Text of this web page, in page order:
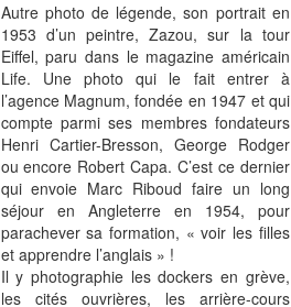
Autre photo de légende, son portrait en
1953 d’un peintre, Zazou, sur la tour
Eiffel, paru dans le magazine américain
Life. Une photo qui le fait entrer à
l’agence Magnum, fondée en 1947 et qui
compte parmi ses membres fondateurs
Henri Cartier-Bresson, George Rodger
ou encore Robert Capa. C’est ce dernier
qui envoie Marc Riboud faire un long
séjour en Angleterre en 1954, pour
parachever sa formation, « voir les filles
et apprendre l’anglais » !
Il y photographie les dockers en grève,
les cités ouvrières, les arrière-cours